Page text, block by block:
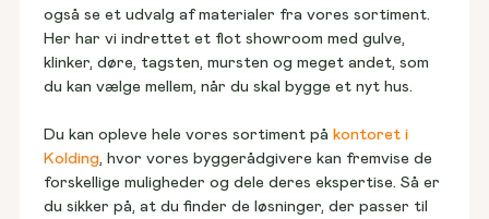
også se et udvalg af materialer fra vores sortiment.
Her har vi indrettet et flot showroom med gulve,
klinker, døre, tagsten, mursten og meget andet, som
du kan vælge mellem, når du skal bygge et nyt hus.
Du kan opleve hele vores sortiment på kontoret i
Kolding, hvor vores byggerådgivere kan fremvise de
forskellige muligheder og dele deres ekspertise. Så er
du sikker på, at du finder de løsninger, der passer til